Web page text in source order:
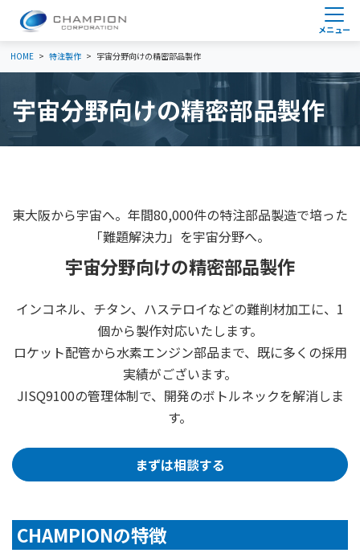
HOME 特注製作 宇宙分野向けの精密部品製作
宇宙分野向けの精密部品製作
東大阪から宇宙へ。年間80,000件の特注部品製造で培った
「難題解決力」を宇宙分野へ。
宇宙分野向けの精密部品製作
インコネル、チタン、ハステロイなどの難削材加工に、1
個から製作対応いたします。
ロケット配管から水素エンジン部品まで、既に多くの採用
実績がございます。
JISQ9100の管理体制で、開発のボトルネックを解消しま
す。
まずは相談する
CHAMPIONの特徴